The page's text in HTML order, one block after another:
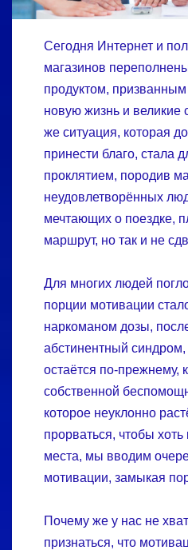
Сегодня Интернет и
магазинов
продуктом,
новую жизнь и
же ситуация, которая
принести благо, стала
проклятием, породив
неудовлетворённых
мечтающих о поездке,
маршрут, но так и не
Для многих людей
порции мотивации
наркоманом дозы,
абстинентный
остаётся по-прежнему,
собственной
которое неуклонно
прорваться, чтобы хоть
места, мы вводим
мотивации, замыкая
Почему же у нас не
признаться, что